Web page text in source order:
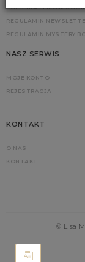
POLITYKA PLIKÓW
REGULAMIN
REGULAMIN MYSTERY
NASZ SERWIS
MOJE KONTO
REJESTRACJA
KONTAKT
O NAS
KONTAKT
© Lisa